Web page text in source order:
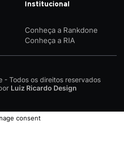
Institucional
Conheça a Rankdone
Conheça a RIA
- Todos os direitos reservados
Luiz Ricardo Design
consent